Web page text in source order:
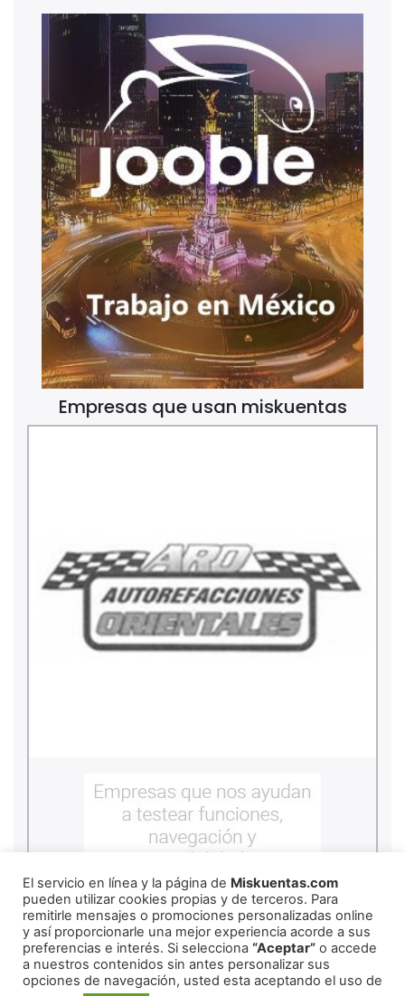
Empresas que usan miskuentas
El servicio en línea y la página de Miskuentas.com
pueden utilizar cookies propias y de terceros. Para
remitirle mensajes o promociones personalizadas online
y así proporcionarle una mejor experiencia acorde a sus
preferencias e interés. Si selecciona “Aceptar” o accede
a nuestros contenidos sin antes personalizar sus
opciones de navegación, usted esta aceptando el uso de